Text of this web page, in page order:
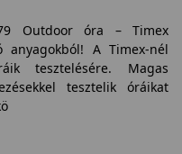
Outdoor óra – Timex
A Timex-nél
tesztelésére. Magas
tesztelik óráikat